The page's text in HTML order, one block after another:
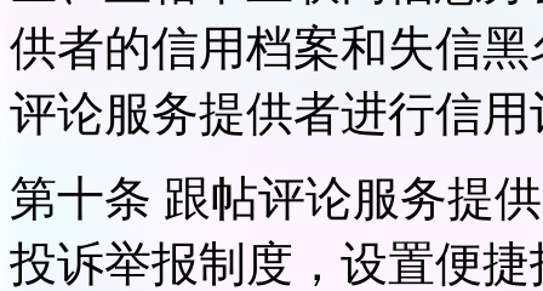
供者的信用档案和失信
评论服务提供者进行信用
第十条 跟帖评论服务提
投诉举报制度，设置便